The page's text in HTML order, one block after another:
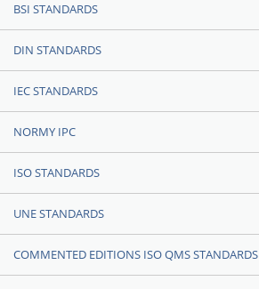
BSI STANDARDS
DIN STANDARDS
IEC STANDARDS
NORMY IPC
ISO STANDARDS
UNE STANDARDS
COMMENTED EDITIONS ISO QMS STANDARDS